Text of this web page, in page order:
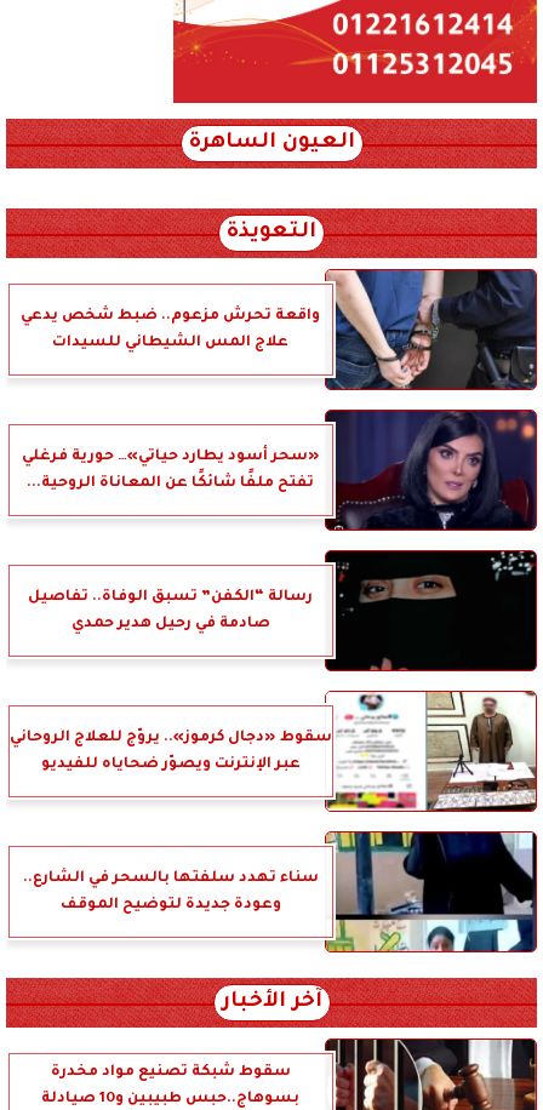
العيون الساهرة
التعويذة
واقعة تحرش مزعوم.. ضبط شخص يدعي
علاج المس الشيطاني للسيدات
«سحر أسود يطارد حياتي»… حورية فرغلي
تفتح ملفًا شائكًا عن المعاناة الروحية...
رسالة “الكفن” تسبق الوفاة.. تفاصيل
صادمة في رحيل هدير حمدي
سقوط «دجال كرموز».. يروّج للعلاج الروحاني
عبر الإنترنت ويصوّر ضحاياه للفيديو
سناء تهدد سلفتها بالسحر في الشارع..
وعودة جديدة لتوضيح الموقف
آخر الأخبار
سقوط شبكة تصنيع مواد مخدرة
بسوهاج..حبس طبيبين و10 صيادلة